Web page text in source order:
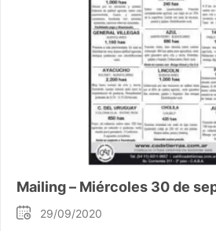
Mailing – Miércoles 30 de
29/09/2020